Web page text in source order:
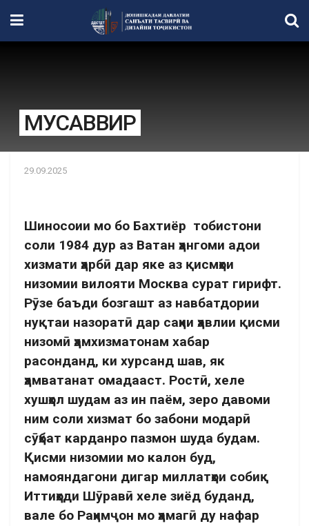
МУСАВВИР
29.09.2025
Шиносоии мо бо Бахтиёр тобистони
соли 1984 дур аз Ватан ҳангоми адои
хизмати ҳарбӣ дар яке аз қисмҳои
низомии вилояти Москва сурат гирифт.
Рӯзе баъди бозгашт аз навбатдории
нуқтаи назоратӣ дар саҳни ҳавлии қисми
низомӣ ҳамхизматонам хабар
расонданд, ки хурсанд шав, як
ҳамватанат омадааст. Ростӣ, хеле
хушҳол шудам аз ин паём, зеро давоми
ним соли хизмат бо забони модарӣ
сӯҳбат карданро пазмон шуда будам.
Қисми низомии мо калон буд,
намояндагони дигар миллатҳои собиқ
Иттиҳоди Шӯравӣ хеле зиёд буданд,
вале бо Раҳимҷон мо ҳамагӣ ду нафар